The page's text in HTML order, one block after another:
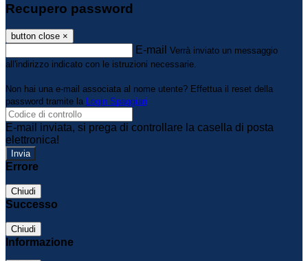
Recupero password
button close ×
E-mail Verrà inviato un messaggio
all'indirizzo indicato con le istruzioni necessarie.
Non hai una e-mail associata al nome utente? Effettua il reset della
password tramite la Login Spaggiari
E-mail inviata, si prega di controllare la casella di posta
elettronica!
Errore
Chiudi
Successo
Chiudi
Informazione